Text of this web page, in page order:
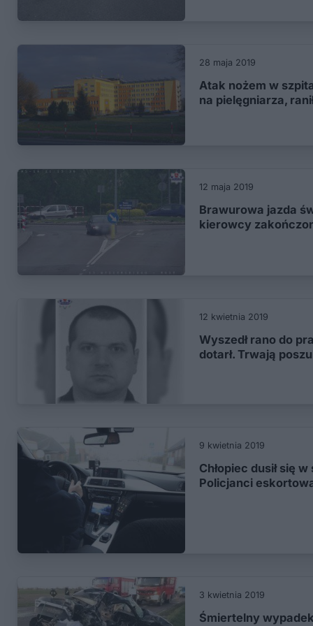
28 maja 2019
Atak nożem w
na pielęgniarza,
12 maja 2019
Brawurowa jazda
kierowcy
12 kwietnia 2019
Wyszedł rano do
dotarł. Trwają
9 kwietnia 2019
Chłopiec dusił się
Policjanci
3 kwietnia 2019
Śmiertelny